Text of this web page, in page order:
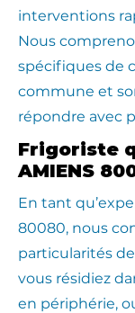
interventions
Nous
spécifiques de
commune et
répondre avec
Frigoriste
AMIENS
En tant
80080, nous
particularités
vous résidiez
en périphérie,